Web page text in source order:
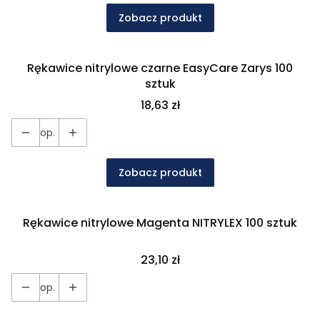
Zobacz produkt
Rękawice nitrylowe czarne EasyCare Zarys 100
sztuk
Cena
18,63 zł
op.
Zobacz produkt
Rękawice nitrylowe Magenta NITRYLEX 100 sztuk
Cena
23,10 zł
op.